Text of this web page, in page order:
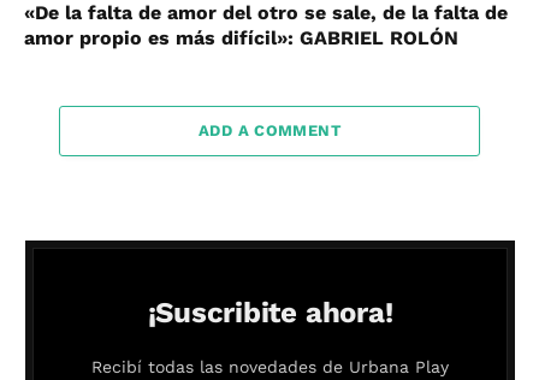
«De la falta de amor del otro se sale, de la falta de
amor propio es más difícil»: GABRIEL ROLÓN
ADD A COMMENT
¡Suscribite ahora!
Recibí todas las novedades de Urbana Play